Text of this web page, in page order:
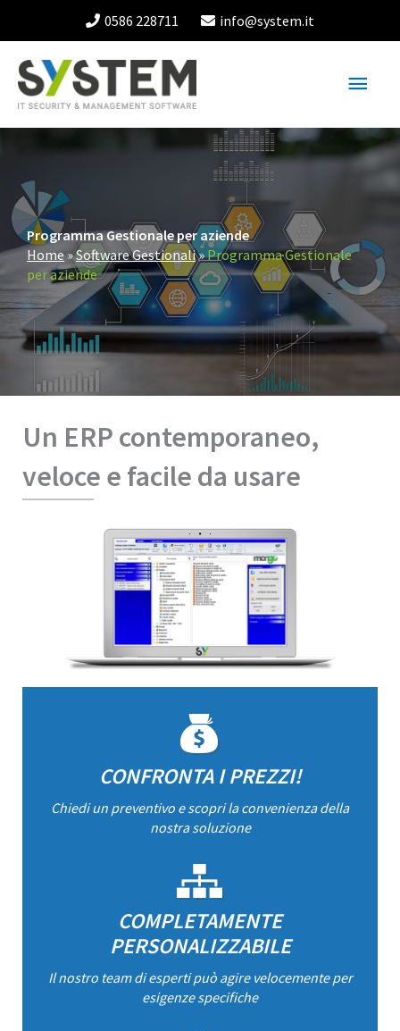
0586 228711 info@system.it
Programma Gestionale per aziende
Home »Software Gestionali»Programma Gestionale
per aziende
Un ERP contemporaneo,
veloce e facile da usare
CONFRONTA I PREZZI!
Chiedi un preventivo e scopri la convenienza della
nostra soluzione
COMPLETAMENTE
PERSONALIZZABILE
Il nostro team di esperti può agire velocemente per
esigenze specifiche